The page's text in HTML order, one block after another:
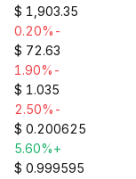
$ 1,903.35
-0.20%
$ 72.63
-1.90%
$ 1.035
-2.50%
$ 0.200625
+5.60%
$ 0.999595